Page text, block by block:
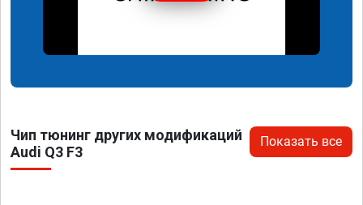
Чип тюнинг других модификаций
Audi Q3 F3
Показать все